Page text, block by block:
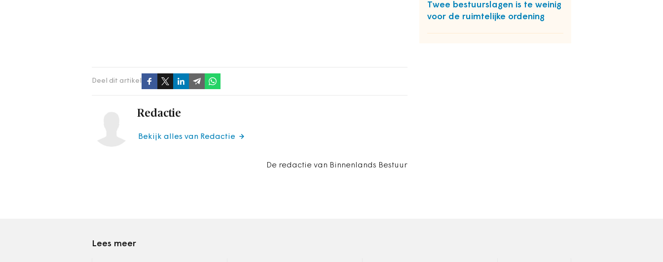
Twee bestuurslagen is te weinig
voor de ruimtelijke ordening
Deel dit artikel
Redactie
De redactie van Binnenlands Bestuur
Bekijk alles van Redactie
Lees meer